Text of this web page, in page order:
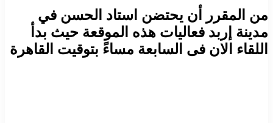
من المقرر أن يحتضن استاد الحسن في
مدينة إربد فعاليات هذه الموقعة حيث بدأ
اللقاء الان فى السابعة مساءً بتوقيت القاهرة